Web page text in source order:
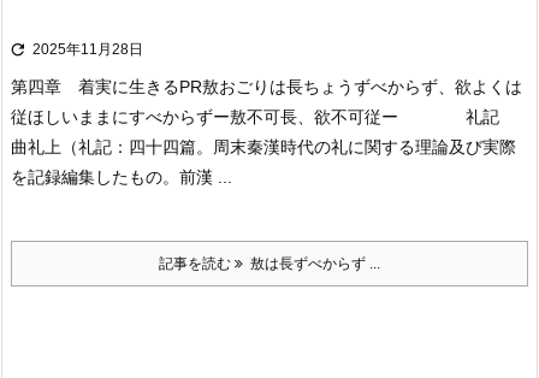
 2025年11月28日
第四章 着実に生きるPR敖おごりは長ちょうずべからず、欲よくは
従ほしいままにすべからずー敖不可長、欲不可従ー 礼記
曲礼上 （礼記：四十四篇。周末秦漢時代の礼に関する理論及び実際
を記録編集したもの。前漢 ...
記事を読む 敖は長ずべからず ...